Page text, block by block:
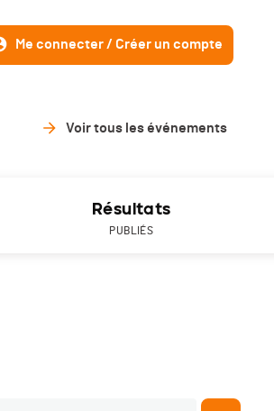
Me connecter / Créer un compte
Voir tous les événements
Résultats
PUBLIÉS